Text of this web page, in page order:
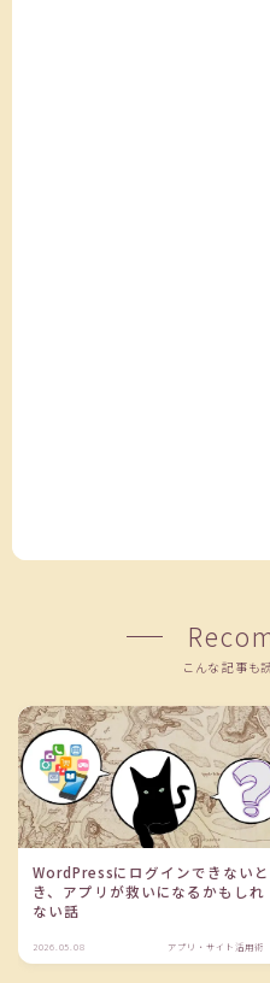
こんな記事も
WordPressにログインできないと
き、アプリが救いになるかもしれ
ない話
2026.05.08 アプリ・サイト活用術